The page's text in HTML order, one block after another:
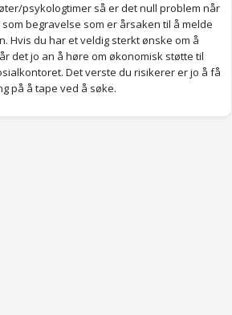
psykologtimer så er det null problem når
begravelse som er årsaken til å melde
Hvis du har et veldig sterkt ønske om å
det jo an å høre om økonomisk støtte til
Det verste du risikerer er jo å få
på å tape ved å søke.